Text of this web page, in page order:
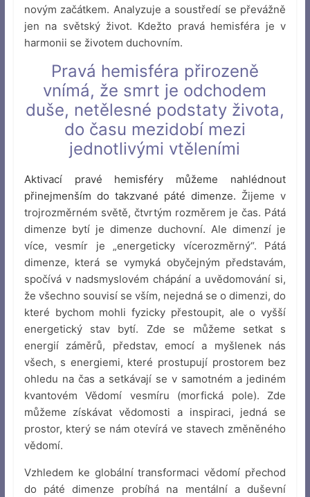
novým začátkem. Analyzuje a soustředí se převážně
jen na světský život. Kdežto pravá hemisféra je v
harmonii se životem duchovním.
Pravá hemisféra přirozeně
vnímá, že smrt je odchodem
duše, netělesné podstaty života,
do času mezidobí mezi
jednotlivými vtěleními
Aktivací pravé hemisféry můžeme nahlédnout
přinejmenším do takzvané páté dimenze. Žijeme v
trojrozměrném světě, čtvrtým rozměrem je čas. Pátá
dimenze bytí je dimenze duchovní. Ale dimenzí je
více, vesmír je „energeticky vícerozměrný“. Pátá
dimenze, která se vymyká obyčejným představám,
spočívá v nadsmyslovém chápání a uvědomování si,
že všechno souvisí se vším, nejedná se o dimenzi, do
které bychom mohli fyzicky přestoupit, ale o vyšší
energetický stav bytí. Zde se můžeme setkat s
energií záměrů, představ, emocí a myšlenek nás
všech, s energiemi, které prostupují prostorem bez
ohledu na čas a setkávají se v samotném a jediném
kvantovém Vědomí vesmíru (morfická pole). Zde
můžeme získávat vědomosti a inspiraci, jedná se
prostor, který se nám otevírá ve stavech změněného
vědomí.
Vzhledem ke globální transformaci vědomí přechod
do páté dimenze probíhá na mentální a duševní